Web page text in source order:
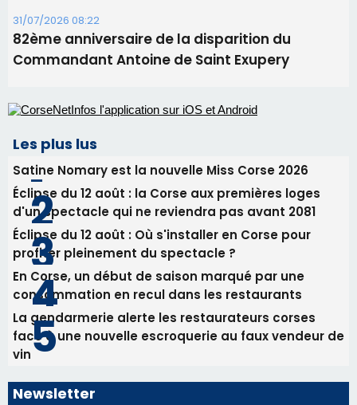
31/07/2026 08:22
82ème anniversaire de la disparition du
Commandant Antoine de Saint Exupery
Les plus lus
Satine Nomary est la nouvelle Miss Corse 2026
Éclipse du 12 août : la Corse aux premières loges
d'un spectacle qui ne reviendra pas avant 2081
Éclipse du 12 août : Où s'installer en Corse pour
profiter pleinement du spectacle ?
En Corse, un début de saison marqué par une
consommation en recul dans les restaurants
La gendarmerie alerte les restaurateurs corses
face à une nouvelle escroquerie au faux vendeur de
vin
Newsletter